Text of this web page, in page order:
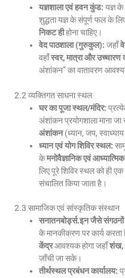
यज्ञशाला एवं हवन कुंड: यज्ञ के
शुद्धता यज्ञ के संपूर्ण फल के
निकट हीहोना चाहिए।
वेद पाठशाला (गुरुकुल): जहाँ
वहाँस्वर, मात्रा और उच्चारण
अंशांकन” का वातावरण
2.2 व्यक्तिगत साधना स्थल
घर का पूजा स्थल/मंदिर:
अंशांकन प्रयोगशाला माना जा
अंशांकन(ध्यान, जप, स्वाध्याय
ध्यान एवं योग शिविर स्थल:
केमनोवैज्ञानिक एवं
लिए पूरे शिविर स्थल को ही
संचालित किया जाता है।
2.3 सामाजिक एवं सांस्कृतिक संस्थान
सनातनबोर्ड्स.इन जैसे संगठनों
के मानकीकरण पर कार्य
केंद्रआवश्यक होगा जहाँशंख,
जाँची जा सके।
तीर्थस्थल प्रबंधन कार्यालय: